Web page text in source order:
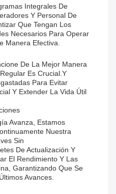
Integrales De
Y Personal De
Que Tengan Los
Necesarios Para Operar
Manera Efectiva.
De La Mejor Manera
Es Crucial.y
Para Evitar
Y Extender La Vida Útil
Avanza, Estamos
Nuestra
Sin
De Actualización Y
El Rendimiento Y Las
Garantizando Que Se
Avances.